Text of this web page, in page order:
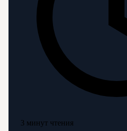
3 минут чтения